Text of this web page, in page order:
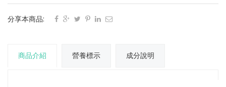
分享本商品:
商品介紹 營養標示 成分說明